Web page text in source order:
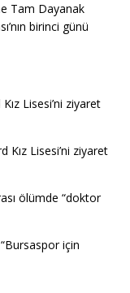
Tam Dayanak
birinci günü
Lisesi’ni ziyaret
Kız Lisesi’ni ziyaret
ölümde “doktor
için